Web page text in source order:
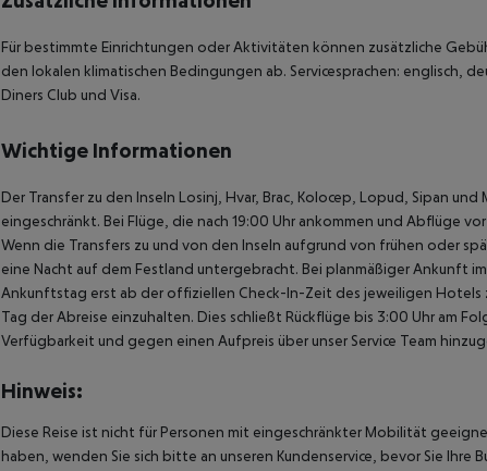
Für bestimmte Einrichtungen oder Aktivitäten können zusätzliche
den lokalen klimatischen Bedingungen ab. Servicesprachen: englisch,
Diners Club und Visa.
Wichtige Informationen
Der Transfer zu den Inseln Losinj, Hvar, Brac, Kolocep, Lopud, Sipan
eingeschränkt. Bei Flüge, die nach 19:00 Uhr ankommen und Abflüge
Wenn die Transfers zu und von den Inseln aufgrund von frühen oder
eine Nacht auf dem Festland untergebracht. Bei planmäßiger Ankunft
Ankunftstag erst ab der offiziellen Check-In-Zeit des jeweiligen
Tag der Abreise einzuhalten. Dies schließt Rückflüge bis 3:00 Uhr am
Verfügbarkeit und gegen einen Aufpreis über unser Service Team
Hinweis:
Diese Reise ist nicht für Personen mit eingeschränkter Mobilität
haben, wenden Sie sich bitte an unseren Kundenservice, bevor Sie Ihre